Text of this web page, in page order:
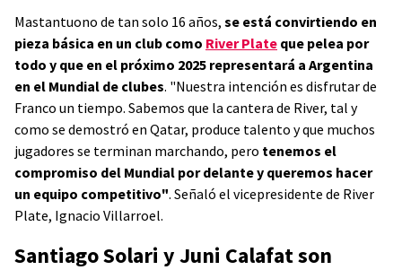
Mastantuono de tan solo 16 años, se está convirtiendo en
pieza básica en un club como River Plate que pelea por
todo y que en el próximo 2025 representará a Argentina
en el Mundial de clubes. "Nuestra intención es disfrutar de
Franco un tiempo. Sabemos que la cantera de River, tal y
como se demostró en Qatar, produce talento y que muchos
jugadores se terminan marchando, pero tenemos el
compromiso del Mundial por delante y queremos hacer
un equipo competitivo". Señaló el vicepresidente de River
Plate, Ignacio Villarroel.
Santiago Solari y Juni Calafat son